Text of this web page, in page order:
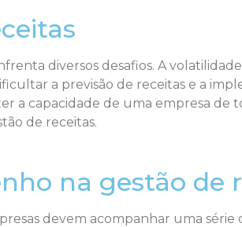
diversos desafios. A
a previsão de receitas e a
a capacidade de uma empresa de
de receitas.
na gestão de
devem acompanhar uma